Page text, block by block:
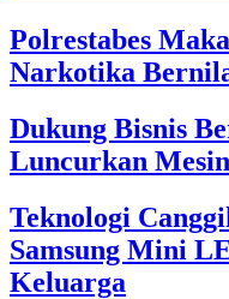
Polrestabes
Narkotika
Dukung Bisnis
Luncurkan
Teknologi
Samsung Mini
Keluarga